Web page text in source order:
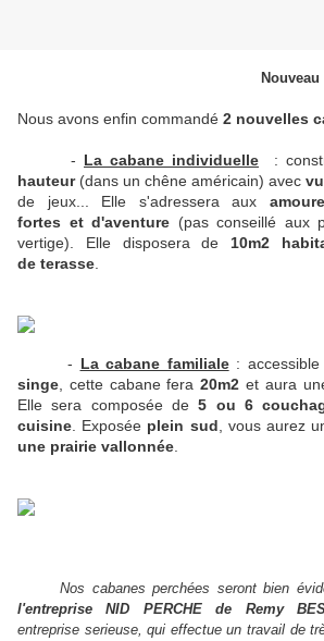
Nous avons enfin commandé 2 nouvelles
- La cabane individuelle :
hauteur(dans un chêne américain) avec
de jeux... Elle s'adressera aux
fortes et d'aventure (pas conseillé aux
vertige). Elle disposera de 10m2
de terasse
- La cabane familiale: accessible
singe , cette cabane fera20m2 et aura
Elle sera composée de5 ou 6
cuisine . Exposée plein sud , vous aurez
une prairie vallonnée
Nos cabanes perchées seront bien
l'entreprise NID PERCHE de Remy
entreprise serieuse, qui effectue un travail de